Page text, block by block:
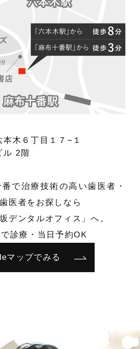
木６丁目１７−１
ル 2階
で治療技術の高い歯医者・
医者をお探しなら
デンタルオフィス」へ。
診療・当日予約OK
マップでみる